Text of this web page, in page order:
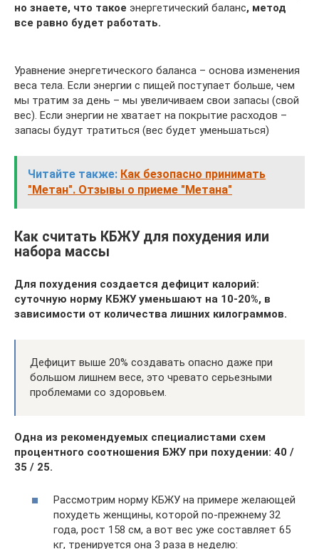
но знаете, что такое энергетический баланс, метод
все равно будет работать.
Уравнение энергетического баланса – основа изменения
веса тела. Если энергии с пищей поступает больше, чем
мы тратим за день – мы увеличиваем свои запасы (свой
вес). Если энергии не хватает на покрытие расходов –
запасы будут тратиться (вес будет уменьшаться)
Читайте также: Как безопасно принимать
"Метан". Отзывы о приеме "Метана"
Как считать КБЖУ для похудения или
набора массы
Для похудения создается дефицит калорий:
суточную норму КБЖУ уменьшают на 10-20%, в
зависимости от количества лишних килограммов.
Дефицит выше 20% создавать опасно даже при
большом лишнем весе, это чревато серьезными
проблемами со здоровьем.
Одна из рекомендуемых специалистами схем
процентного соотношения БЖУ при похудении: 40 /
35 / 25.
Рассмотрим норму КБЖУ на примере желающей
похудеть женщины, которой по-прежнему 32
года, рост 158 см, а вот вес уже составляет 65
кг, тренируется она 3 раза в неделю: